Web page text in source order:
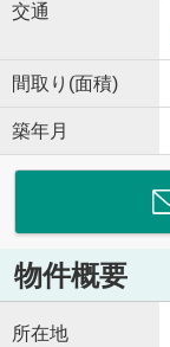
交通
間取り(面積)
築年月
物件概要
所在地